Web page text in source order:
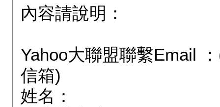
內容請說明：
Yahoo大聯盟聯繫Email
信箱)
姓名：